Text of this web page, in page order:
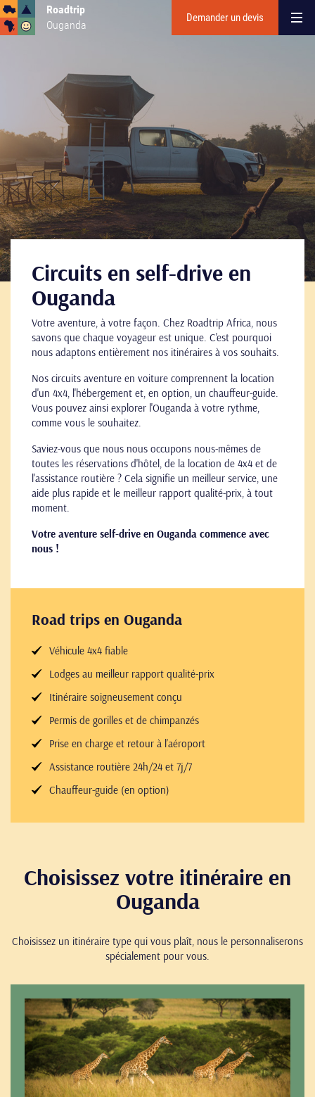
Roadtrip
Ouganda
Demander un devis
Circuits en self-drive en
Ouganda
Votre aventure, à votre façon. Chez Roadtrip Africa, nous
savons que chaque voyageur est unique. C'est pourquoi
nous adaptons entièrement nos itinéraires à vos souhaits.
Nos circuits aventure en voiture comprennent la location
d'un 4x4, l'hébergement et, en option, un chauffeur-guide.
Vous pouvez ainsi explorer l'Ouganda à votre rythme,
comme vous le souhaitez.
Saviez-vous que nous nous occupons nous-mêmes de
toutes les réservations d'hôtel, de la location de 4x4 et de
l'assistance routière ? Cela signifie un meilleur service, une
aide plus rapide et le meilleur rapport qualité-prix, à tout
moment.
Votre aventure self-drive en Ouganda commence avec
nous !
Road trips en Ouganda
Véhicule 4x4 fiable
Lodges au meilleur rapport qualité-prix
Itinéraire soigneusement conçu
Permis de gorilles et de chimpanzés
Prise en charge et retour à l’aéroport
Assistance routière 24h/24 et 7j/7
Chauffeur-guide (en option)
Choisissez votre itinéraire en
Ouganda
Choisissez un itinéraire type qui vous plaît, nous le personnaliserons
spécialement pour vous.